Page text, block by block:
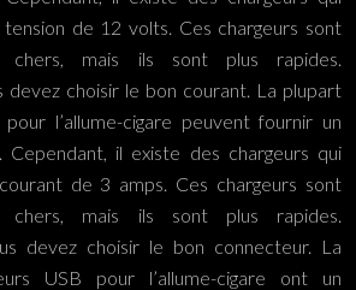
de 12 volts. Ces chargeurs sont
chers, mais ils sont plus rapides.
devez choisir le bon courant. La plupart
l’allume-cigare peuvent fournir un
il existe des chargeurs qui
de 3 amps. Ces chargeurs sont
chers, mais ils sont plus rapides.
devez choisir le bon connecteur. La
USB pour l’allume-cigare ont un